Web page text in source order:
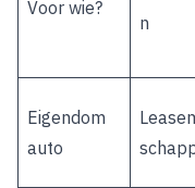
Voor wie?
n
Eigendom
auto